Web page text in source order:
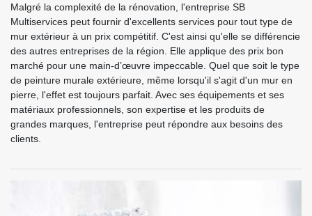
Malgré la complexité de la rénovation, l'entreprise SB
Multiservices peut fournir d'excellents services pour tout type de
mur extérieur à un prix compétitif. C'est ainsi qu'elle se différencie
des autres entreprises de la région. Elle applique des prix bon
marché pour une main-d’œuvre impeccable. Quel que soit le type
de peinture murale extérieure, même lorsqu'il s'agit d'un mur en
pierre, l'effet est toujours parfait. Avec ses équipements et ses
matériaux professionnels, son expertise et les produits de
grandes marques, l'entreprise peut répondre aux besoins des
clients.